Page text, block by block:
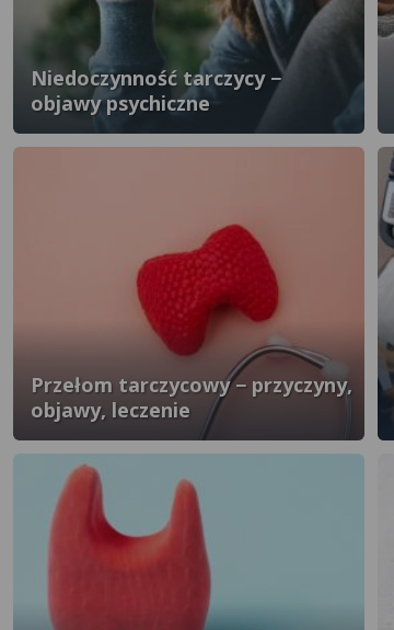
Niedoczynność tarczycy −
objawy psychiczne
Przełom tarczycowy − przyczyny,
objawy, leczenie